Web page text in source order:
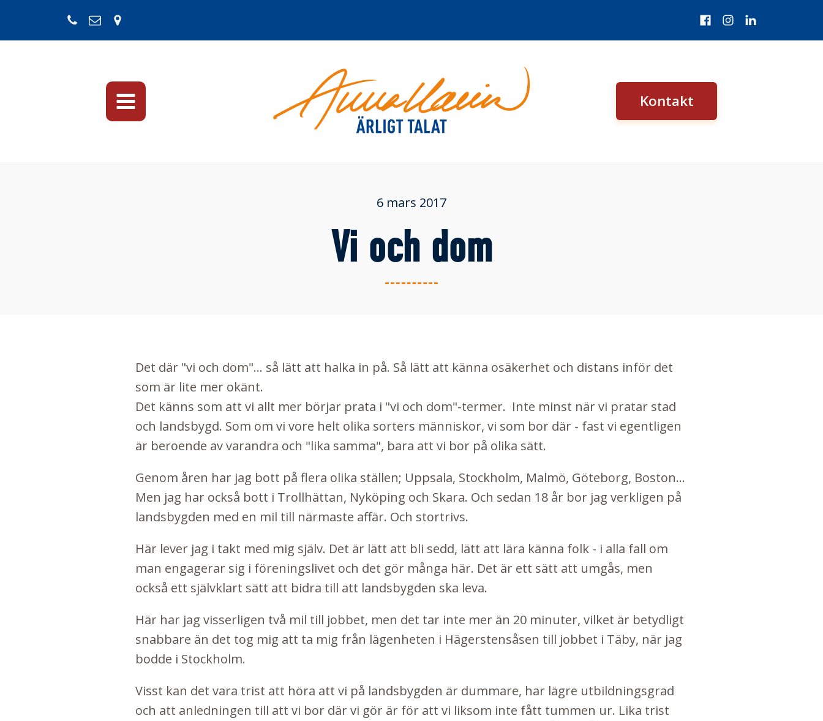
Kontakt
6 mars 2017
Vi och dom
Det där "vi och dom"... så lätt att halka in på. Så lätt att känna osäkerhet och distans inför det
som är lite mer okänt.
Det känns som att vi allt mer börjar prata i "vi och dom"-termer. Inte minst när vi pratar stad
och landsbygd. Som om vi vore helt olika sorters människor, vi som bor där - fast vi egentligen
är beroende av varandra och "lika samma", bara att vi bor på olika sätt.
Genom åren har jag bott på flera olika ställen; Uppsala, Stockholm, Malmö, Göteborg, Boston...
Men jag har också bott i Trollhättan, Nyköping och Skara. Och sedan 18 år bor jag verkligen på
landsbygden med en mil till närmaste affär. Och stortrivs.
Här lever jag i takt med mig själv. Det är lätt att bli sedd, lätt att lära känna folk - i alla fall om
man engagerar sig i föreningslivet och det gör många här. Det är ett sätt att umgås, men
också ett självklart sätt att bidra till att landsbygden ska leva.
Här har jag visserligen två mil till jobbet, men det tar inte mer än 20 minuter, vilket är betydligt
snabbare än det tog mig att ta mig från lägenheten i Hägerstensåsen till jobbet i Täby, när jag
bodde i Stockholm.
Visst kan det vara trist att höra att vi på landsbygden är dummare, har lägre utbildningsgrad
och att anledningen till att vi bor där vi gör är för att vi liksom inte fått tummen ur. Lika trist